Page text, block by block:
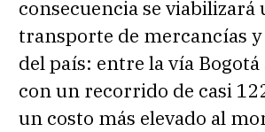
consecuencia se
transporte de mercancías
del país: entre la vía
con un recorrido de casi
un costo más elevado al